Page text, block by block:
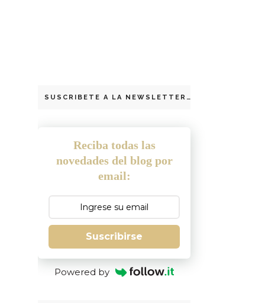
SUSCRIBETE A LA NEWSLETTER
Reciba todas las
novedades del blog por
email:
Suscribirse
Powered by